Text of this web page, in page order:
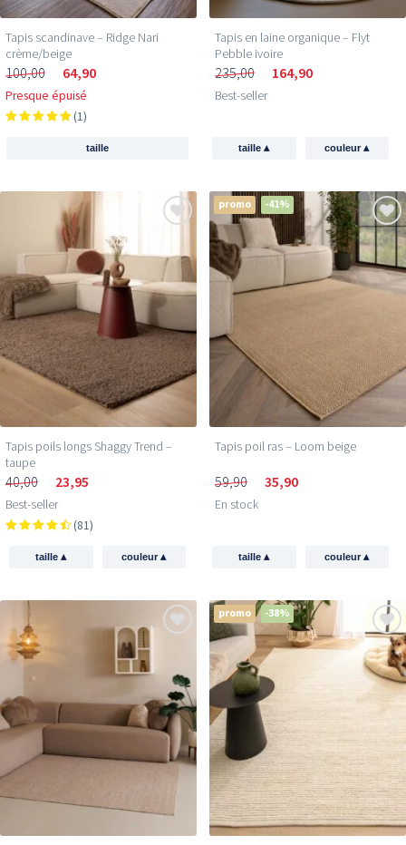
Tapis scandinave – Ridge Nari
crème/beige
100,00 64,90
Presque épuisé
(1)
taille
Tapis en laine organique – Flyt
Pebble ivoire
235,00 164,90
Best-seller
taille▴ couleur▴
Tapis poils longs Shaggy Trend –
taupe
40,00 23,95
Best-seller
(81)
taille▴ couleur▴
promo -41%
Tapis poil ras​ – Loom beige
59,90 35,90
En stock
taille▴ couleur▴
promo -38%